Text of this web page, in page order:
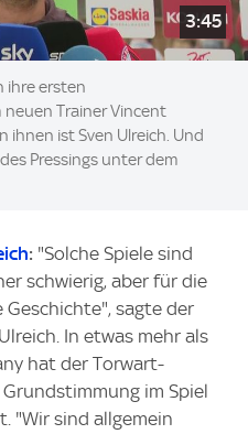
3:45
ihre ersten
Trainer Vincent
ihnen ist Sven Ulreich. Und
Pressings unter dem
: "Solche Spiele sind
schwierig, aber für die
sagte der
In etwas mehr als
hat der Torwart-
im Spiel
"Wir sind allgemein